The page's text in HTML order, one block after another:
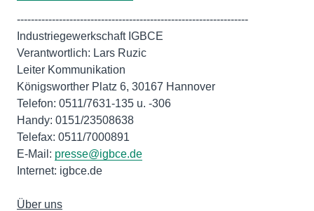
------------------------------------------------------------------
Industriegewerkschaft IGBCE
Verantwortlich: Lars Ruzic
Leiter Kommunikation
Königsworther Platz 6, 30167 Hannover
Telefon: 0511/7631-135 u. -306
Handy: 0151/23508638
Telefax: 0511/7000891
E-Mail: presse@igbce.de
Internet: igbce.de
Über uns